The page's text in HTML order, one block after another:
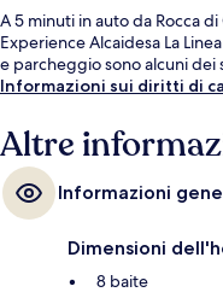
A 5 minuti in auto da Rocca
Experience Alcaidesa La
e parcheggio sono alcuni dei
Informazioni sui diritti di
Altre
Informazioni
Dimensioni
8 baite